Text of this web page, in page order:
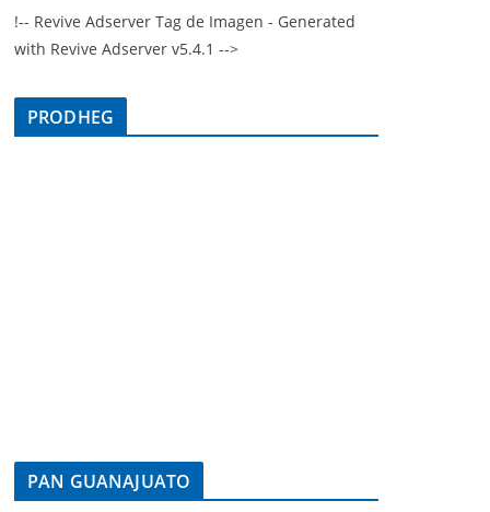
!-- Revive Adserver Tag de Imagen - Generated
with Revive Adserver v5.4.1 -->
PRODHEG
PAN GUANAJUATO